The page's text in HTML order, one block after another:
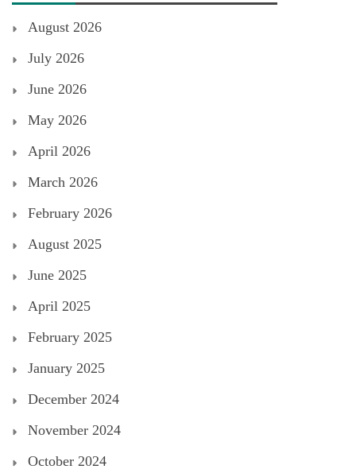
August 2026
July 2026
June 2026
May 2026
April 2026
March 2026
February 2026
August 2025
June 2025
April 2025
February 2025
January 2025
December 2024
November 2024
October 2024